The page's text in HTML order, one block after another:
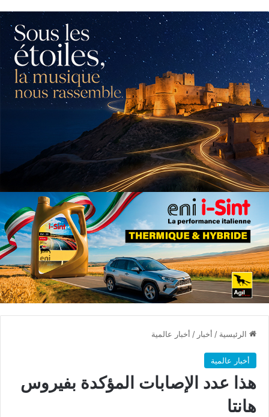
الرئيسية / أخبار / أخبار عالمية
أخبار عالمية
هذا عدد الإصابات المؤكدة بفيروس
هانتا